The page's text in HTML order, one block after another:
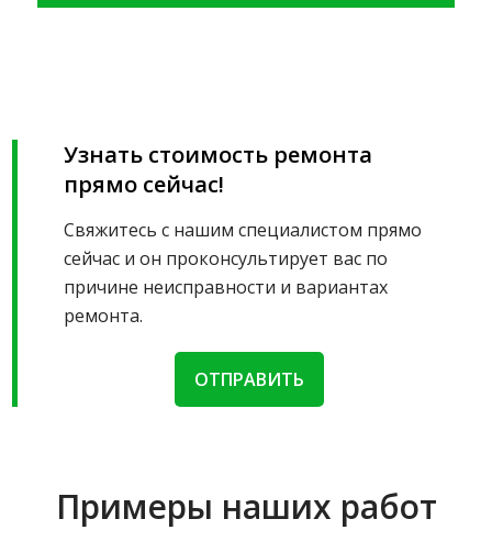
Узнать стоимость ремонта
прямо сейчас!
Свяжитесь с нашим специалистом прямо
сейчас и он проконсультирует вас по
причине неисправности и вариантах
ремонта.
ОТПРАВИТЬ
Примеры наших работ